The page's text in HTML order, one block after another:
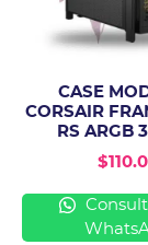
CASE
CORSAIR
RS ARGB
$